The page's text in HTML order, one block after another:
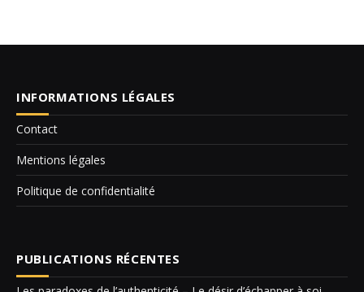
INFORMATIONS LÉGALES
Contact
Mentions légales
Politique de confidentialité
PUBLICATIONS RÉCENTES